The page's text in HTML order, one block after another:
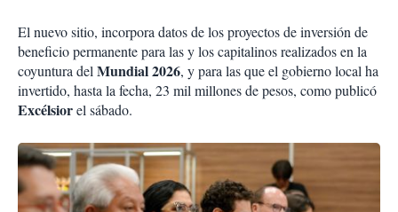
El nuevo sitio, incorpora datos de los proyectos de inversión de
beneficio permanente para las y los capitalinos realizados en la
coyuntura delMundial 2026, y para las que el gobierno local ha
invertido, hasta la fecha, 23 mil millones de pesos, como publicó
Excélsiorel sábado.